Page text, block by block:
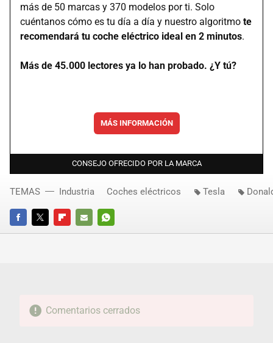
más de 50 marcas y 370 modelos por ti. Solo
cuéntanos cómo es tu día a día y nuestro algoritmo te
recomendará tu coche eléctrico ideal en 2 minutos.
Más de 45.000 lectores ya lo han probado. ¿Y tú?
MÁS INFORMACIÓN
CONSEJO OFRECIDO POR LA MARCA
FACEBOOKTWITTERFLIPBOARD
E-
WHATSAPP
TEMAS Industria Coches eléctricos Tesla
Comentarios cerrados